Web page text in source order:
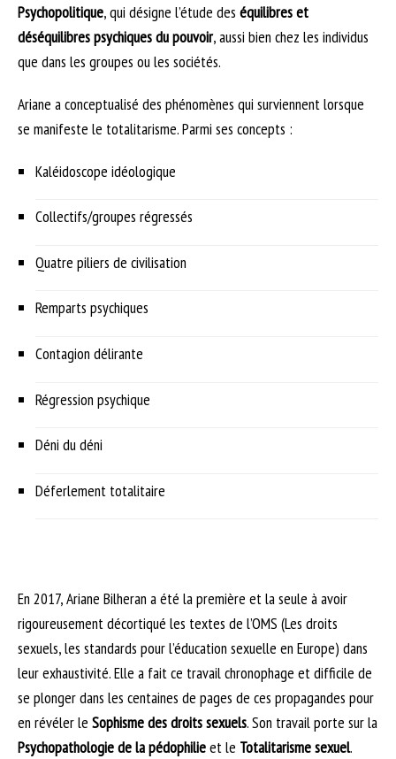
Psychopolitique, qui désigne l’étude des équilibres et
déséquilibres psychiques du pouvoir, aussi bien chez les individus
que dans les groupes ou les sociétés.
Ariane a conceptualisé des phénomènes qui surviennent lorsque
se manifeste le totalitarisme. Parmi ses concepts :
Kaléidoscope idéologique
Collectifs/groupes régressés
Quatre piliers de civilisation
Remparts psychiques
Contagion délirante
Régression psychique
Déni du déni
Déferlement totalitaire
En 2017, Ariane Bilheran a été la première et la seule à avoir
rigoureusement décortiqué les textes de l’OMS (Les droits
sexuels, les standards pour l’éducation sexuelle en Europe) dans
leur exhaustivité. Elle a fait ce travail chronophage et difficile de
se plonger dans les centaines de pages de ces propagandes pour
en révéler le Sophisme des droits sexuels. Son travail porte sur la
Psychopathologie de la pédophilieet le Totalitarisme sexuel.